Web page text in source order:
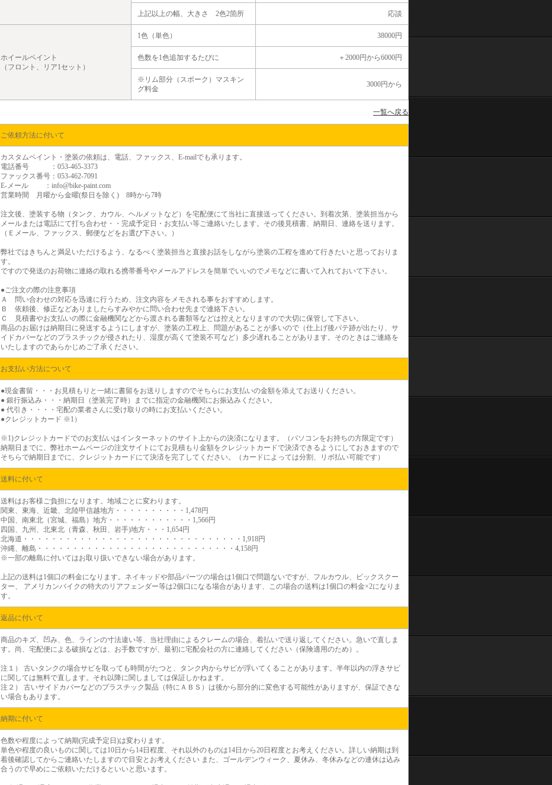
上記以上の幅、大きさ 2色2箇所 応談
ホイールペイント
（フロント、リア1セット）
1色（単色） 38000円
色数を1色追加するたびに ＋2000円から6000円
※ リム部分（スポーク）マスキン
グ料金
3000円から
一覧へ戻る
ご依頼方法に付いて
カスタムペイント・塗装の依頼は、電話、ファックス、E-mailでも承ります。
電話番号 ：053-465-3373
ファックス番号：053-462-7091
E-メール ：info@bike-paint.com
営業時間 月曜から金曜(祭日を除く) 8時から7時
注文後、塗装する物（タンク、カウル、ヘルメットなど）を宅配便にて当社に直接送ってください。到着次第、塗装担当から
メールまたは電話にて打ち合わせ・・完成予定日・お支払い等ご連絡いたします。その後見積書、納期日、連絡を送ります。
（Ｅメール、ファックス、郵便などをお選び下さい。）
弊社ではきちんと満足いただけるよう、なるべく塗装担当と直接お話をしながら塗装の工程を進めて行きたいと思っておりま
す。
ですので発送のお荷物に連絡の取れる携帯番号やメールアドレスを簡単でいいのでメモなどに書いて入れておいて下さい。
●ご注文の際の注意事項
Ａ 問い合わせの対応を迅速に行うため、注文内容をメモされる事をおすすめします。
Ｂ 依頼後、修正などありましたらすみやかに問い合わせ先まで連絡下さい。
Ｃ 見積書やお支払いの際に金融機関などから渡される書類等などは控えとなりますので大切に保管して下さい。
商品のお届けは納期日に発送するようにしますが、塗装の工程上、問題があることが多いので（仕上げ後パテ跡が出たり、サ
イドカバーなどのプラスチックが侵されたり、湿度が高くて塗装不可など）多少遅れることがあります。そのときはご連絡を
いたしますのであらかじめご了承ください。
お支払い方法について
●現金書留・・・お見積もりと一緒に書留をお送りしますのでそちらにお支払いの金額を添えてお送りください。
● 銀行振込み・・・納期日（塗装完了時）までに指定の金融機関にお振込みください。
● 代引き・・・・宅配の業者さんに受け取りの時にお支払いください。
●クレジットカード ※1）
※1)クレジットカードでのお支払いはインターネットのサイト上からの決済になります。（パソコンをお持ちの方限定です）
納期日までに、弊社ホームページの注文サイトにてお見積もり金額をクレジットカードで決済できるようにしておきますので
そちらで納期日までに、クレジットカードにて決済を完了してください。（カードによっては分割、リボ払い可能です）
送料に付いて
送料はお客様ご負担になります。地域ごとに変わります。
関東、東海、近畿、北陸甲信越地方・・・・・・・・・・1,478円
中国、南東北（宮城、福島）地方・・・・・・・・・・・・1,566円
四国、九州、北東北（青森、秋田、岩手)地方・・・1,654円
北海道・・・・・・・・・・・・・・・・・・・・・・・・・・・・・・・1,918円
沖縄、離島・・・・・・・・・・・・・・・・・・・・・・・・・・・・4,158円
※一部の離島に付いてはお取り扱いできない場合があります。
上記の送料は1個口の料金になります。ネイキッドや部品パーツの場合は1個口で問題ないですが、フルカウル、ビックスクー
ター、 アメリカンバイクの特大のリアフェンダー等は2個口になる場合があります、この場合の送料は1個口の料金×2になりま
す。
返品に付いて
商品のキズ、凹み、色、ラインの寸法違い等、当社理由によるクレームの場合、着払いで送り返してください。急いで直しま
す。尚、宅配便による破損などは、お手数ですが、最初に宅配会社の方に連絡してください（保険適用のため）。
注１）
古いタンクの場合サビを取っても時間がたつと、タンク内からサビが浮いてくることがあります。半年以内の浮きサビ
に関しては無料で直します。それ以降に関しましては保証しかねます。
注２）
古いサイドカバーなどのプラスチック製品（特にＡＢＳ）は後から部分的に変色する可能性がありますが、保証できな
い場合もあります。
納期に付いて
色数や程度によって納期(完成予定日)は変わります。
単色や程度の良いものに関しては10日から14日程度、それ以外のものは14日から20日程度とお考えください。詳しい納期は到
着後確認してからご連絡いたしますので目安とお考えください また、ゴールデンウィーク、夏休み、冬休みなどの連休は込み
合うので早めにご依頼いただけるといいと思います。